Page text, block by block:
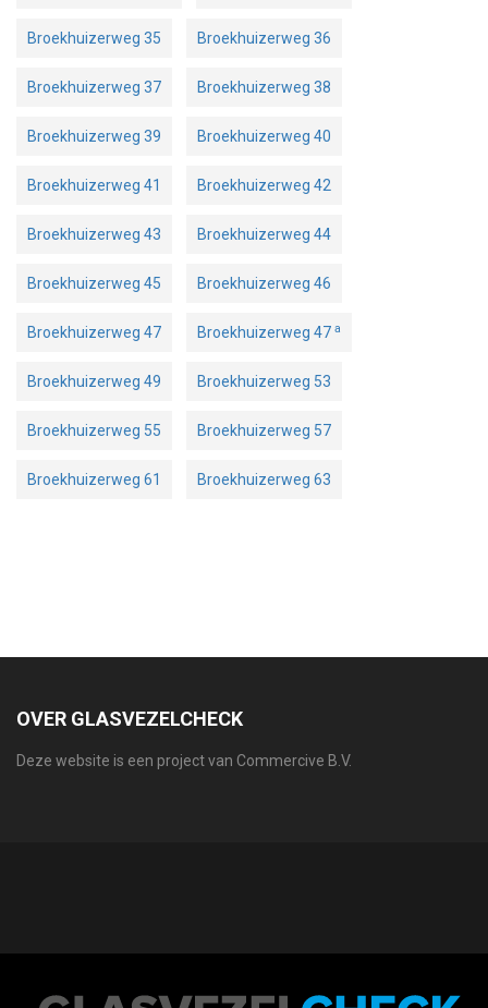
Broekhuizerweg 35 Broekhuizerweg 36
Broekhuizerweg 37 Broekhuizerweg 38
Broekhuizerweg 39 Broekhuizerweg 40
Broekhuizerweg 41 Broekhuizerweg 42
Broekhuizerweg 43 Broekhuizerweg 44
Broekhuizerweg 45 Broekhuizerweg 46
Broekhuizerweg 47 Broekhuizerweg 47 a
Broekhuizerweg 49 Broekhuizerweg 53
Broekhuizerweg 55 Broekhuizerweg 57
Broekhuizerweg 61 Broekhuizerweg 63
OVER GLASVEZELCHECK
Deze website is een project van Commercive B.V.